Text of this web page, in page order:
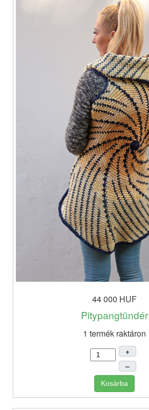
44 000 HUF
Pitypangtündér
1 termék raktáron
+
–
Kosárba